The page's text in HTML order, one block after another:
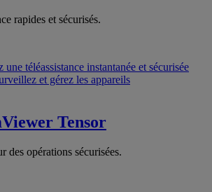
rapides et sécurisés.
une téléassistance instantanée et sécurisée
et gérez les appareils
Tensor
des opérations sécurisées.